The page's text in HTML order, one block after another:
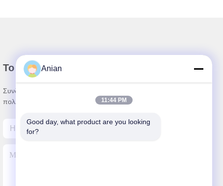
Το Δελτίο Ενημέρωσης
Συνδρομηθείτε στο ενημερωτικό μας δελτίο για εκπτώσεις και
πολλά άλλα.
Anian
11:44 PM
Good day, what product are you looking
for?